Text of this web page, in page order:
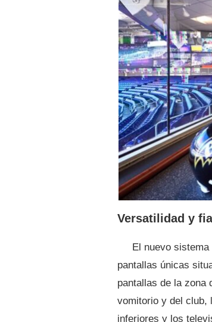
Versatilidad y
El nuevo
pantallas únicas
pantallas de la zona
vomitorio y del club,
inferiores y los